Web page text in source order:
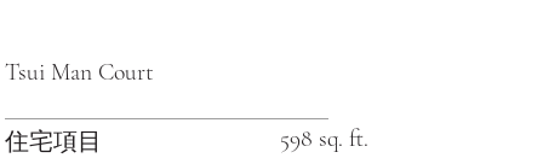
Tsui Man Court
住宅項目 598 sq. ft.